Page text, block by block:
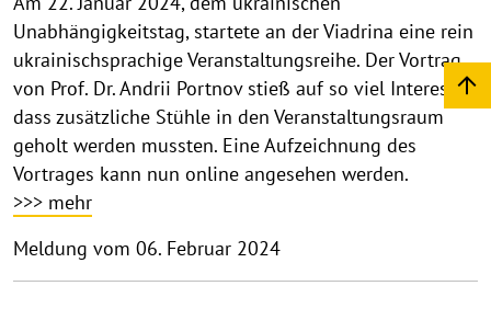
Unabhängigkeitstag, startete an der Viadrina eine rein
ukrainischsprachige Veranstaltungsreihe. Der Vortrag
von Prof. Dr. Andrii Portnov stieß auf so viel Interesse,
dass zusätzliche Stühle in den Veranstaltungsraum
geholt werden mussten. Eine Aufzeichnung des
Vortrages kann nun online angesehen werden.
>>> mehr
Meldung vom 06. Februar 2024